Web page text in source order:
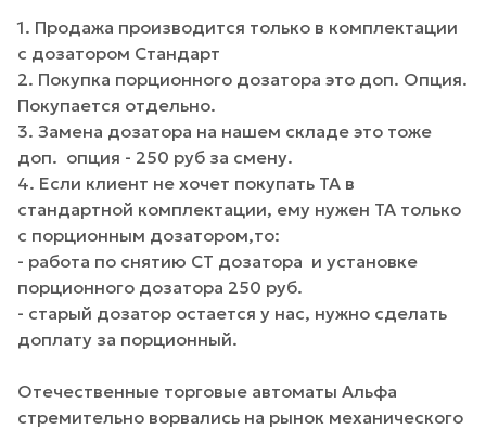
1. Продажа производится только в комплектации
с дозатором Стандарт
2. Покупка порционного дозатора это доп. Опция.
Покупается отдельно.
3. Замена дозатора на нашем складе это тоже
доп. опция - 250 руб за смену.
4. Если клиент не хочет покупать ТА в
стандартной комплектации, ему нужен ТА только
с порционным дозатором,то:
- работа по снятию СТ дозатора и установке
порционного дозатора 250 руб.
- старый дозатор остается у нас, нужно сделать
доплату за порционный.
Отечественные торговые автоматы Альфа
стремительно ворвались на рынок механического